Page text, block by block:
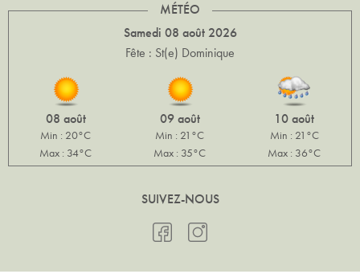
MÉTÉO
Samedi 08 août 2026
Fête : St(e) Dominique
08 août
Min : 20°C
Max : 34°C
09 août
Min : 21°C
Max : 35°C
10 août
Min : 21°C
Max : 36°C
SUIVEZ-NOUS